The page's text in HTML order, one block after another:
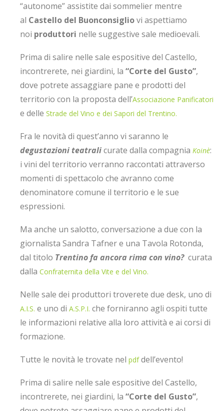
“autonome” assistite dai sommelier mentre
al Castello del Buonconsigliovi aspettiamo
noi produttori nelle suggestive sale medioevali.
Prima di salire nelle sale espositive del Castello,
incontrerete, nei giardini, la “Corte del Gusto”,
dove potrete assaggiare pane e prodotti del
territorio con la proposta dell’Associazione Panificatori
e delle Strade del Vino e dei Sapori del Trentino.
Fra le novità di quest’anno vi saranno le
degustazioni teatralicurate dalla compagnia Koinè:
i vini del territorio verranno raccontati attraverso
momenti di spettacolo che avranno come
denominatore comune il territorio e le sue
espressioni.
Ma anche un salotto, conversazione a due con la
giornalista Sandra Tafner e una Tavola Rotonda,
dal titolo Trentino fa ancora rima con vino? curata
dalla Confraternita della Vite e del Vino.
Nelle sale dei produttori troverete due desk, uno di
A.I.S. e uno di A.S.P.I. che forniranno agli ospiti tutte
le informazioni relative alla loro attività e ai corsi di
formazione.
Tutte le novità le trovate nel pdfdell’evento!
Prima di salire nelle sale espositive del Castello,
incontrerete, nei giardini, la “Corte del Gusto”,